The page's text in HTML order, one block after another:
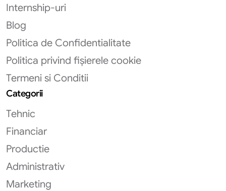
Internship-uri
Blog
Politica de Confidentialitate
Politica privind fișierele cookie
Termeni si Conditii
Categorii
Tehnic
Financiar
Productie
Administrativ
Marketing